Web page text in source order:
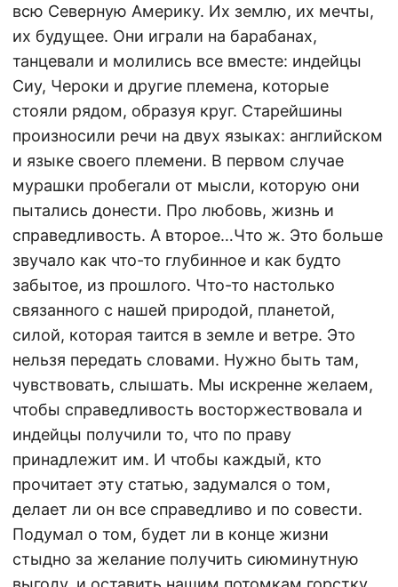
всю Северную Америку. Их землю, их мечты,
их будущее. Они играли на барабанах,
танцевали и молились все вместе: индейцы
Сиу, Чероки и другие племена, которые
стояли рядом, образуя круг. Старейшины
произносили речи на двух языках: английском
и языке своего племени. В первом случае
мурашки пробегали от мысли, которую они
пытались донести. Про любовь, жизнь и
справедливость. А второе…Что ж. Это больше
звучало как что-то глубинное и как будто
забытое, из прошлого. Что-то настолько
связанного с нашей природой, планетой,
силой, которая таится в земле и ветре. Это
нельзя передать словами. Нужно быть там,
чувствовать, слышать. Мы искренне желаем,
чтобы справедливость восторжествовала и
индейцы получили то, что по праву
принадлежит им. И чтобы каждый, кто
прочитает эту статью, задумался о том,
делает ли он все справедливо и по совести.
Подумал о том, будет ли в конце жизни
стыдно за желание получить сиюминутную